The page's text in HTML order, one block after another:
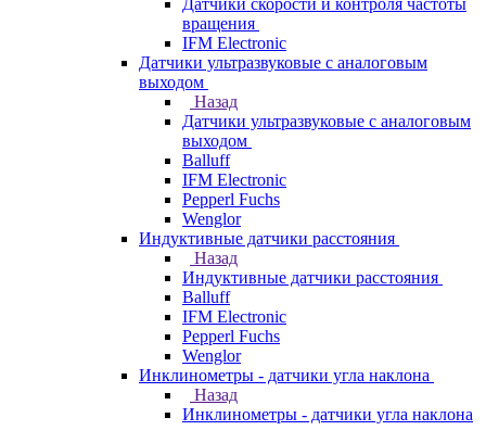
Датчики скорости и контроля частоты
вращения
IFM Electronic
Датчики ультразвуковые с аналоговым
выходом
Назад
Датчики ультразвуковые с аналоговым
выходом
Balluff
IFM Electronic
Pepperl Fuchs
Wenglor
Индуктивные датчики расстояния
Назад
Индуктивные датчики расстояния
Balluff
IFM Electronic
Pepperl Fuchs
Wenglor
Инклинометры - датчики угла наклона
Назад
Инклинометры - датчики угла наклона